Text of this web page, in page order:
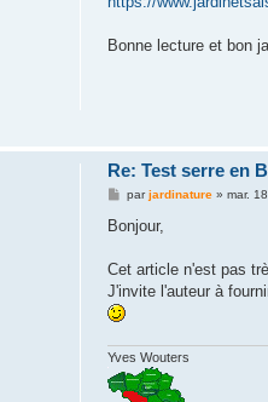
Bonne lecture et bon
Re: Test serre en
M
s
g
parjardinature» mar.
Bonjour,
Cet article n'est pas
J'invite l'auteur à
Yves Wouters